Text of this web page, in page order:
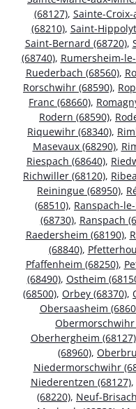
(68127), Sainte-
(68210), Saint-
Saint-Bernard (68720),
(68740), Rumersheim-
Ruederbach (68560),
Rorschwihr (68590),
Franc (68660),
Rodern (68590),
Riquewihr (68340),
Masevaux (68290),
Riespach (68640),
Richwiller (68120),
Reiningue (68950),
(68510), Ranspach-
(68730), Ranspach
Raedersheim (68190),
(68840),
Pfaffenheim (68250),
(68490), Ostheim
(68500), Orbey (68370),
Obersaasheim
Obermorschwihr
Oberhergheim (68127)
(68960),
Niedermorschwihr
Niederentzen (68127),
(68220), Neuf-